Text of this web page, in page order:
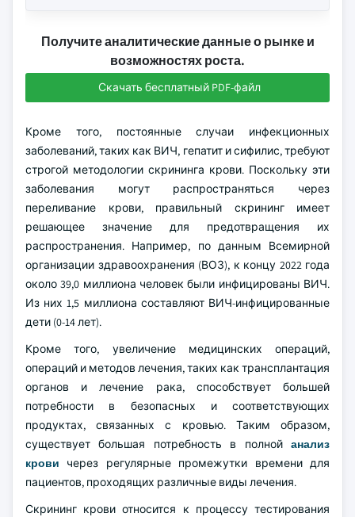
Получите аналитические данные о рынке и
возможностях роста.
Скачать бесплатный PDF-файл
Кроме того, постоянные случаи инфекционных
заболеваний, таких как ВИЧ, гепатит и сифилис, требуют
строгой методологии скрининга крови. Поскольку эти
заболевания могут распространяться через
переливание крови, правильный скрининг имеет
решающее значение для предотвращения их
распространения. Например, по данным Всемирной
организации здравоохранения (ВОЗ), к концу 2022 года
около 39,0 миллиона человек были инфицированы ВИЧ.
Из них 1,5 миллиона составляют ВИЧ-инфицированные
дети (0-14 лет).
Кроме того, увеличение медицинских операций,
операций и методов лечения, таких как трансплантация
органов и лечение рака, способствует большей
потребности в безопасных и соответствующих
продуктах, связанных с кровью. Таким образом,
существует большая потребность в полной анализ
крови через регулярные промежутки времени для
пациентов, проходящих различные виды лечения.
Скрининг крови относится к процессу тестирования